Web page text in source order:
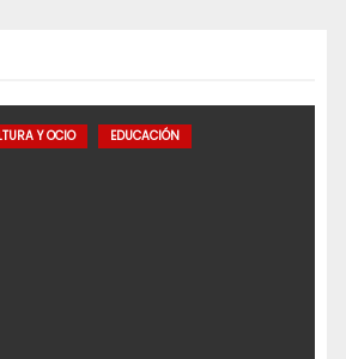
Y OCIO EDUCACIÓN